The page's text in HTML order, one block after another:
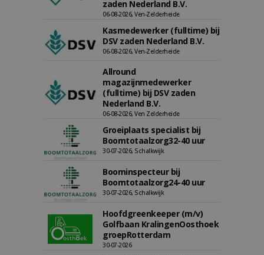
zaden Nederland B.V.
06-08-2026, Ven-Zelderheide
Kasmedewerker (fulltime) bij
DSV zaden Nederland B.V.
06-08-2026, Ven-Zelderheide
Allround
magazijnmedewerker
(fulltime) bij DSV zaden
Nederland B.V.
06-08-2026, Ven Zelderheide
Groeiplaats specialist bij
Boomtotaalzorg32-40 uur
30-07-2026, Schalkwijk
Boominspecteur bij
Boomtotaalzorg24-40 uur
30-07-2026, Schalkwijk
Hoofdgreenkeeper (m/v)
Golfbaan KralingenOosthoek
groepRotterdam
30-07-2026